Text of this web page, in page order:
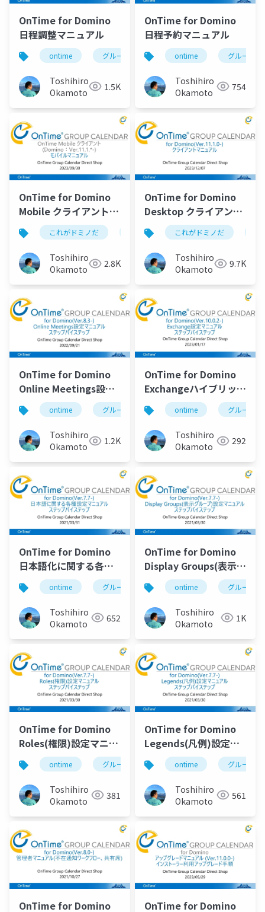
OnTime for Domino
日程調整マニュアル
ontime グループカレンダー 組織カレンダー
Toshihiro
Okamoto
1.5K
OnTime for Domino
日程予約マニュアル
ontime グループ
Toshihiro
Okamoto
754
OnTime for Domino
Mobile クライアントマ
ニュアルこれがドミノだ ontime hcl domino
Toshihiro
Okamoto
2.8K
OnTime for Domino
Desktop クライアント
マニュアルこれがドミノだ
Toshihiro
Okamoto
9.7K
OnTime for Domino
Online Meetings設定
マニュアル
ontime グループカレンダー 組織カレンダー
Toshihiro
Okamoto
1.2K
OnTime for Domino
Exchangeハイブリッド
設定マニュアル
ontime グループ
Toshihiro
Okamoto
292
OnTime for Domino
日本語化に関する各種
設定マニュアル
ontime グループカレンダー 組織カレンダー
Toshihiro
Okamoto
652
OnTime for Domino
Display Groups(表示グ
ループ)設定マニュアル
ontime グループ
Toshihiro
Okamoto
1K
OnTime for Domino
Roles(権限)設定マニュ
アル
ontime グループカレンダー 組織カレンダー
Toshihiro
Okamoto
381
OnTime for Domino
Legends(凡例)設定マ
ニュアルontime グループ
Toshihiro
Okamoto
561
OnTime for Domino OnTime for Domino